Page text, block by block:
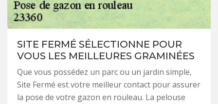
SITE FERMÉ SÉLECTIONNE POUR
VOUS LES MEILLEURES GRAMINÉES
Que vous possédez un parc ou un jardin simple,
Site Fermé est votre meilleur contact pour assurer
la pose de votre gazon en rouleau. La pelouse